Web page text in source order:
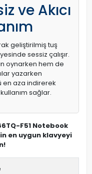
ve Akıcı
geliştirilmiş tuş
sessiz çalışır.
oynarken hem de
yazarken
en aza indirerek
sağlar.
F51 Notebook
en uygun klavyeyi